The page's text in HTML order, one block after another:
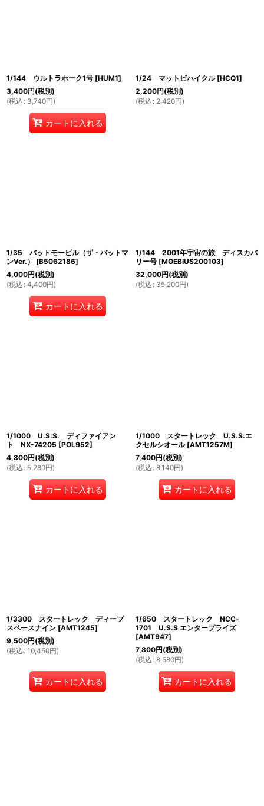
1/144 ウルトラホーク1号 [HUM1]
3,400円(税別)
(税込 : 3,740円)
カートに入れる
1/24 マットビハイクル [HCQ1]
2,200円(税別)
(税込 : 2,420円)
1/35 バットモービル（ザ・バットマ
ンVer.）
[B5062186]
4,000円(税別)
(税込 : 4,400円)
カートに入れる
1/144 2001年宇宙の旅 ディスカバ
リー号 [MOEBIUS200103]
32,000円(税別)
(税込 : 35,200円)
1/1000 U.S.S. ディファイアン
ト NX-74205 [POL952]
4,800円(税別)
(税込 : 5,280円)
カートに入れる
1/1000 スタートレック U.S.S.エ
クセルシオール [AMT1257M]
7,400円(税別)
(税込 : 8,140円)
カートに入れる
1/3300 スタートレック ディープ
スペースナイン [AMT1245]
9,500円(税別)
(税込 : 10,450円)
カートに入れる
1/650 スタートレック NCC-
1701 U.S.S エンタープライズ
[AMT947]
7,800円(税別)
(税込 : 8,580円)
カートに入れる